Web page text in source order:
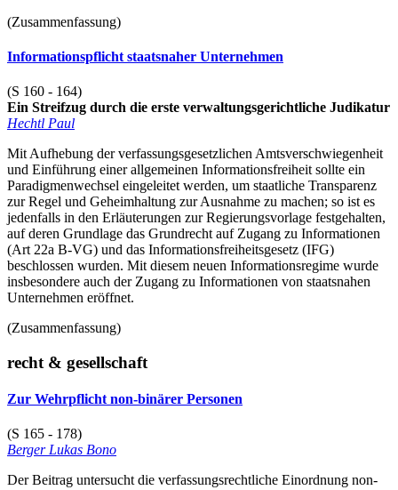
(Zusammenfassung)
Informationspflicht staatsnaher Unternehmen
(S 160 - 164)
Ein Streifzug durch die erste verwaltungsgerichtliche Judikatur
Hechtl Paul
Mit Aufhebung der verfassungsgesetzlichen Amtsverschwiegenheit
und Einführung einer allgemeinen Informationsfreiheit sollte ein
Paradigmenwechsel eingeleitet werden, um staatliche Transparenz
zur Regel und Geheimhaltung zur Ausnahme zu machen; so ist es
jedenfalls in den Erläuterungen zur Regierungsvorlage festgehalten,
auf deren Grundlage das Grundrecht auf Zugang zu Informationen
(Art 22a B-VG) und das Informationsfreiheitsgesetz (IFG)
beschlossen wurden. Mit diesem neuen Informationsregime wurde
insbesondere auch der Zugang zu Informationen von staatsnahen
Unternehmen eröffnet.
(Zusammenfassung)
recht & gesellschaft
Zur Wehrpflicht non-binärer Personen
(S 165 - 178)
Berger Lukas Bono
Der Beitrag untersucht die verfassungsrechtliche Einordnung non-